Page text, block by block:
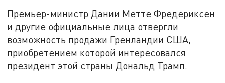
Премьер-министр Дании Метте Фредериксен
и другие официальные лица отвергли
возможность продажи Гренландии США,
приобретением которой интересовался
президент этой страны Дональд Трамп.